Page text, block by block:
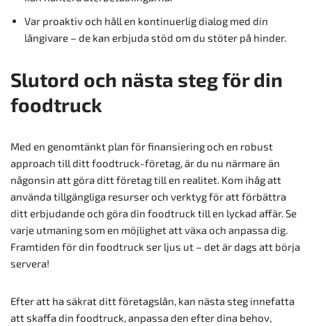
Var proaktiv och håll en kontinuerlig dialog med din
långivare – de kan erbjuda stöd om du stöter på hinder.
Slutord och nästa steg för din
foodtruck
Med en genomtänkt plan för finansiering och en robust
approach till ditt foodtruck-företag, är du nu närmare än
någonsin att göra ditt företag till en realitet. Kom ihåg att
använda tillgängliga resurser och verktyg för att förbättra
ditt erbjudande och göra din foodtruck till en lyckad affär. Se
varje utmaning som en möjlighet att växa och anpassa dig.
Framtiden för din foodtruck ser ljus ut – det är dags att börja
servera!
Efter att ha säkrat ditt företagslån, kan nästa steg innefatta
att skaffa din foodtruck, anpassa den efter dina behov,